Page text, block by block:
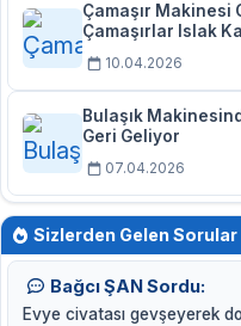
Çamaşır Makinesi
Çamaşırlar Islak
10.04.2026
Bulaşık
Geri Geliyor
07.04.2026
Sizlerden Gelen Sorular
Bağcı ŞAN Sordu:
Evye civatası gevşeyerek